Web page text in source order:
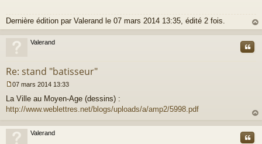
g
e
o
u
Dernière édition par Valerand le 07 mars 2014 13:35, édité 2 fois.
au
Valerand
Re: stand "batisseur"
Citer
e
s
a
g
07 mars 2014 13:33
La Ville au Moyen-Age (dessins) :
http://www.weblettres.net/blogs/uploads/a/amp2/5998.pdf
Valerand Citer